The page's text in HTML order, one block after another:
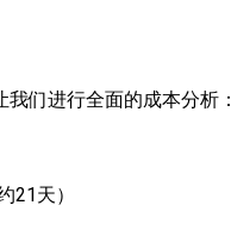
们进行全面的成本分析：
21天）